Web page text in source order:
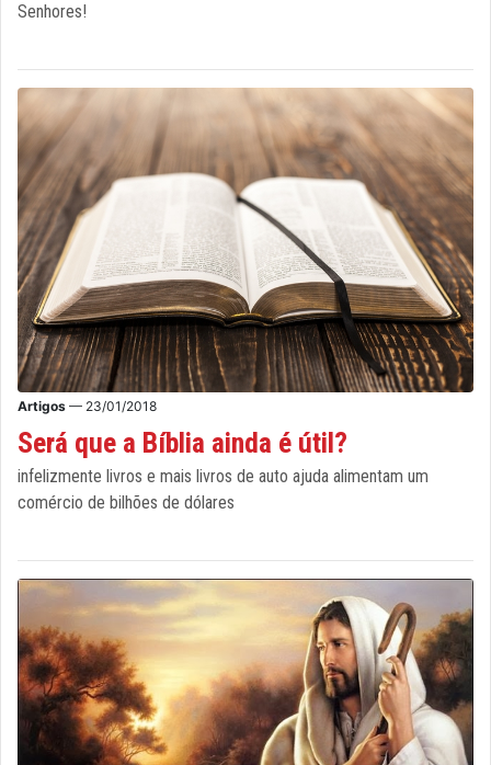
Senhores!
Artigos — 23/01/2018
Será que a Bíblia ainda é útil?
infelizmente livros e mais livros de auto ajuda alimentam um
comércio de bilhões de dólares